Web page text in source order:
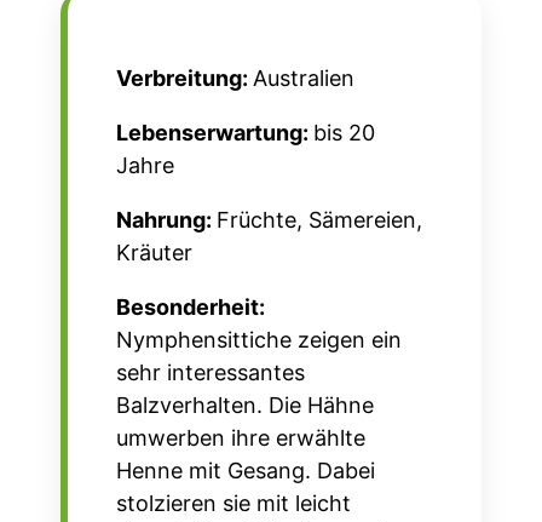
Verbreitung: Australien
Lebenserwartung: bis 20
Jahre
Nahrung: Früchte, Sämereien,
Kräuter
Besonderheit:
Nymphensittiche zeigen ein
sehr interessantes
Balzverhalten. Die Hähne
umwerben ihre erwählte
Henne mit Gesang. Dabei
stolzieren sie mit leicht